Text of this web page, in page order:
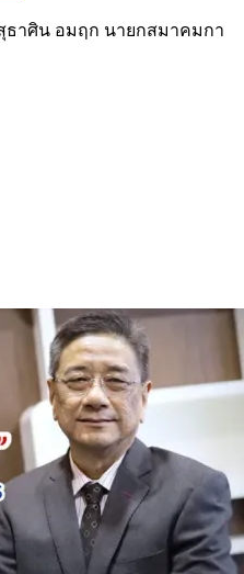
ธาศิน อมฤก นายกสมาคมกา